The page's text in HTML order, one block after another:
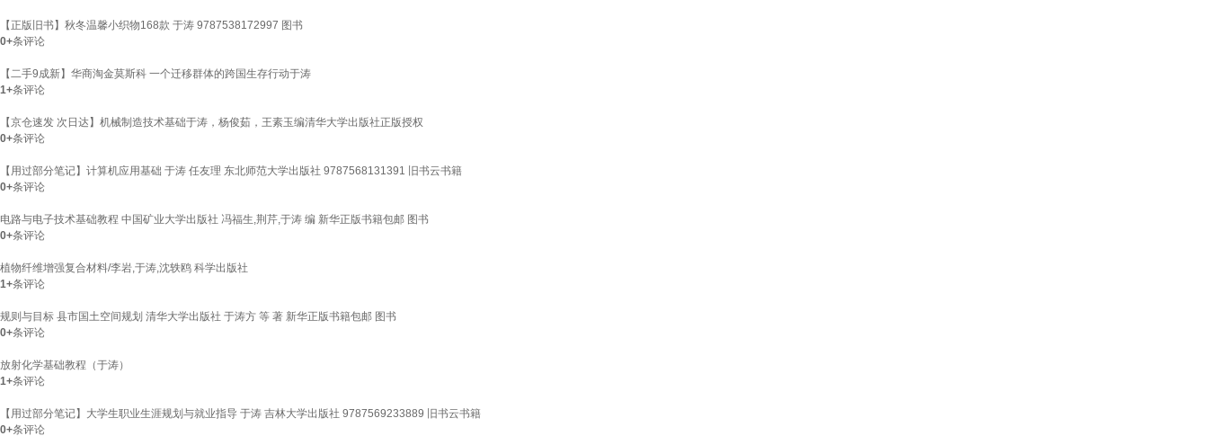
【正版旧书】秋冬温馨小织物168款 于涛 9787538172997 图书
0+条评论
【二手9成新】华商淘金莫斯科 一个迁移群体的跨国生存行动于涛
1+条评论
【京仓速发 次日达】机械制造技术基础于涛，杨俊茹，王素玉编清华大学出版社正版授权
0+条评论
【用过部分笔记】计算机应用基础 于涛 任友理 东北师范大学出版社 9787568131391 旧书云书籍
0+条评论
电路与电子技术基础教程 中国矿业大学出版社 冯福生,荆芹,于涛 编 新华正版书籍包邮 图书
0+条评论
植物纤维增强复合材料/李岩,于涛,沈轶鸥 科学出版社
1+条评论
规则与目标 县市国土空间规划 清华大学出版社 于涛方 等 著 新华正版书籍包邮 图书
0+条评论
放射化学基础教程（于涛）
1+条评论
【用过部分笔记】大学生职业生涯规划与就业指导 于涛 吉林大学出版社 9787569233889 旧书云书籍
0+条评论